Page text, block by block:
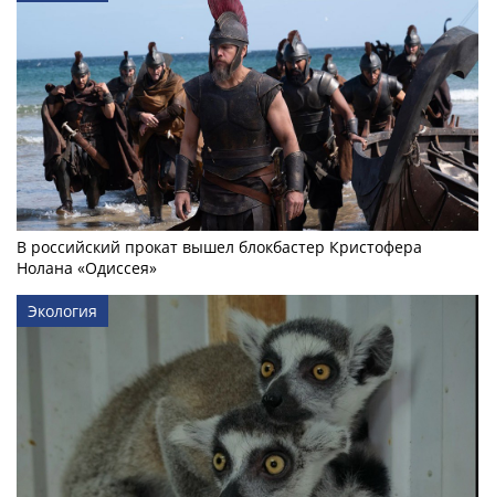
В российский прокат вышел блокбастер Кристофера
Нолана «Одиссея»
Экология